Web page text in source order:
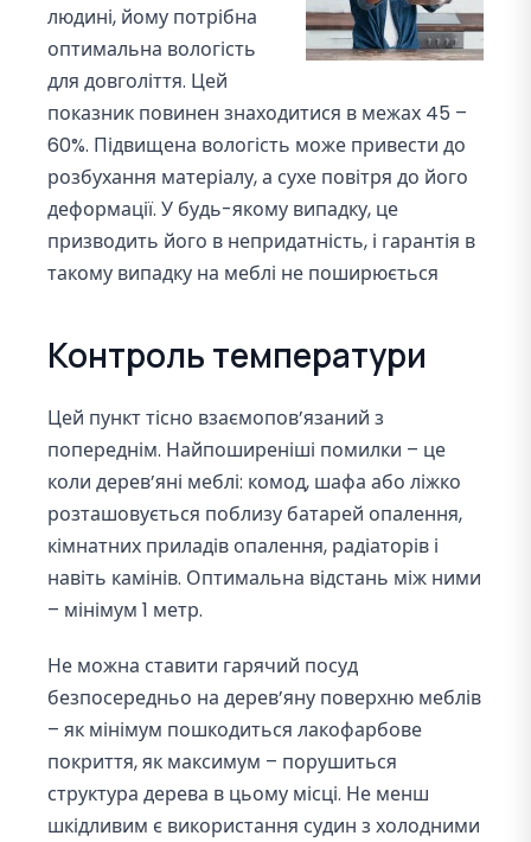
людині, йому потрібна
оптимальна вологість
для довголіття. Цей
показник повинен знаходитися в межах 45 –
60%. Підвищена вологість може привести до
розбухання матеріалу, а сухе повітря до його
деформації. У будь-якому випадку, це
призводить його в непридатність, і гарантія в
такому випадку на меблі не поширюється
Контроль температури
Цей пункт тісно взаємопов’язаний з
попереднім. Найпоширеніші помилки – це
коли дерев’яні меблі: комод, шафа або ліжко
розташовується поблизу батарей опалення,
кімнатних приладів опалення, радіаторів і
навіть камінів. Оптимальна відстань між ними
– мінімум 1 метр.
Не можна ставити гарячий посуд
безпосередньо на дерев’яну поверхню меблів
– як мінімум пошкодиться лакофарбове
покриття, як максимум – порушиться
структура дерева в цьому місці. Не менш
шкідливим є використання судин з холодними